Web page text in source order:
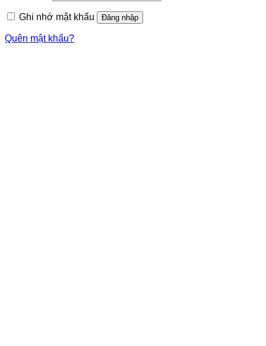
buộc
Ghi nhớ mật khẩu
Đăng nhập
Quên mật khẩu?